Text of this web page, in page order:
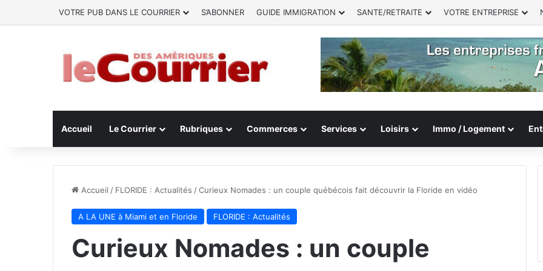
VOTRE PUB DANS LE COURRIER S’ABONNER GUIDE IMMIGRATION SANTE/RETRAITE VOTRE ENTREPRISE
Accueil Le Courrier Rubriques Commerces Services Loisirs Immo / Logement
Accueil / FLORIDE : Actualités /Curieux Nomades : un couple québécois fait découvrir la Floride en vidéo
A LA UNE à Miami et en Floride FLORIDE : Actualités
Curieux Nomades : un couple